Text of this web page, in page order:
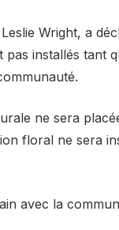
Wright, a
installés tant
ne sera
floral ne sera
avec la